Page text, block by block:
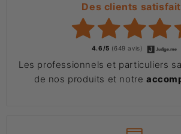
Des clients
4.6/5 (649 avis)
Les professionnels et particuliers
de nos produits et notre